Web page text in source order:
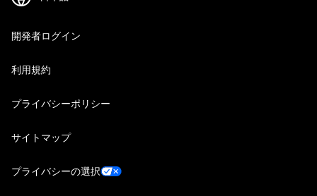
開発者ログイン
利用規約
プライバシーポリシー
サイトマップ
プライバシーの選択